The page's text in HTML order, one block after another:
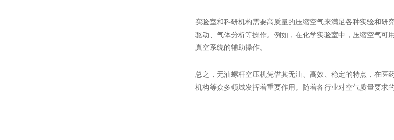
实验室和科研机构需要高质量的压缩空气来满足各种实验和
驱动、气体分析等操作。例如，在化学实验室中，压缩空气
真空系统的辅助操作。
总之，无油螺杆空压机凭借其无油、高效、稳定的特点，在
机构等众多领域发挥着重要作用。随着各行业对空气质量要求